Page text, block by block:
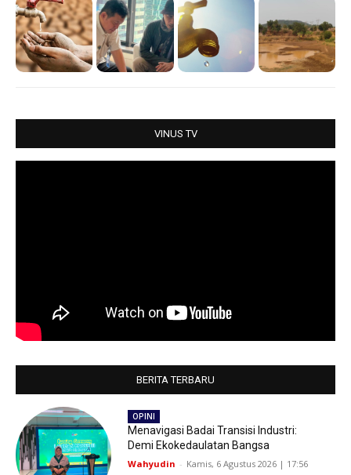
a
t
s
c
e
b
i
t
t
a
r
e
VINUS TV
BERITA TERBARU
OPINI
Menavigasi Badai Transisi Industri:
Demi Ekokedaulatan Bangsa
Wahyudin - Kamis, 6 Agustus 2026 | 17:56